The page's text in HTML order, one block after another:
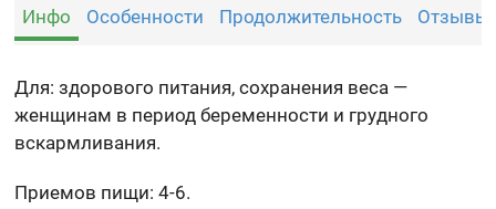
Инфо Особенности Продолжительность Отзывы
Для: здорового питания, сохранения веса —
женщинам в период беременности и грудного
вскармливания.
Приемов пищи: 4-6.